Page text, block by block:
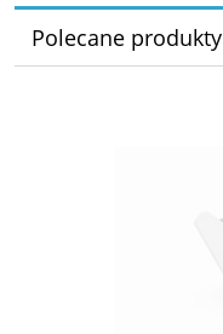
Polecane produkty